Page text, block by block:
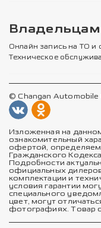
Владельцам
Онлайн запись на ТО и
Техническое
© Changan Automobile
Изложенная на
ознакомительный
офертой,
Гражданского
Подробности
официальных дилеров
комплектации и
условия гарантии
специального
цвет, могут
фотографиях. Товар